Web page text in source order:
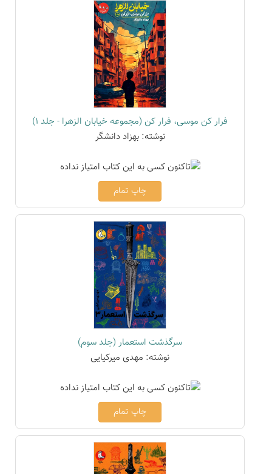
فرار کن موسی، فرار کن (مجموعه خیابان الزهرا - جلد 1)
نوشته: بهزاد دانشگر
چاپ تمام
سرگذشت استعمار (جلد سوم)
نوشته: مهدی میرکیایی
چاپ تمام